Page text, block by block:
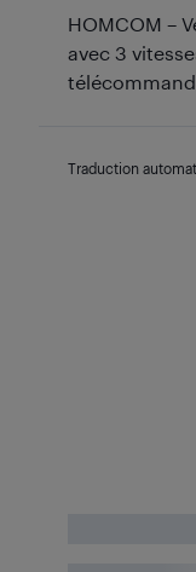
HOMCOM –
avec 3
Traduction